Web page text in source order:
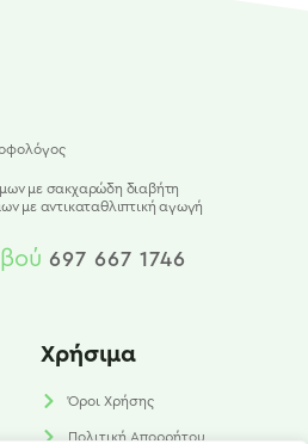
με σακχαρώδη διαβήτη
με αντικαταθλιπτική αγωγή
697 667 1746
Χρήσιμα
Όροι Χρήσης
Πολιτική Απορρήτου